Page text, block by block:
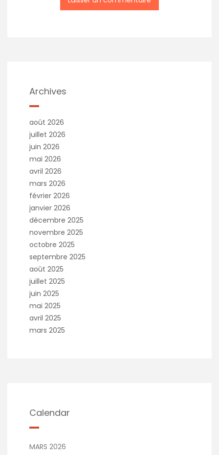
Archives
août 2026
juillet 2026
juin 2026
mai 2026
avril 2026
mars 2026
février 2026
janvier 2026
décembre 2025
novembre 2025
octobre 2025
septembre 2025
août 2025
juillet 2025
juin 2025
mai 2025
avril 2025
mars 2025
Calendar
MARS 2026